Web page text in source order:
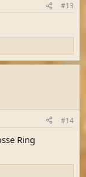
#13
#14
Ring